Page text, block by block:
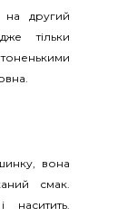
на другий
тільки
вона
смак.
наситить.